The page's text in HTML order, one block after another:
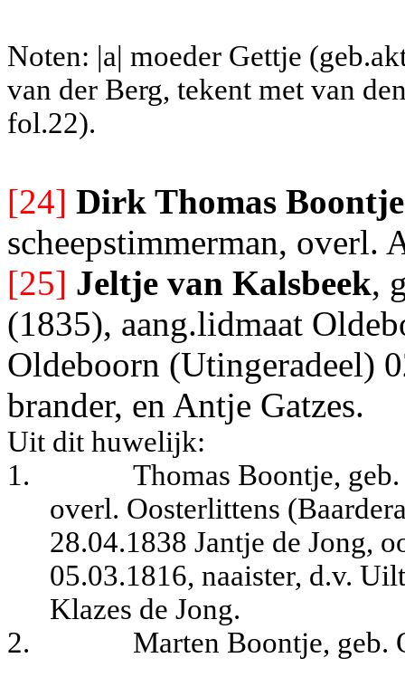
Noten: |a| moeder Gettje
van der Berg, tekent met van
fol.22).
[24] Dirk Thomas Boontje
scheepstimmerman, overl.
[25] Jeltje van Kalsbeek,
(1835), aang.lidmaat
Oldeboorn (Utingeradeel)
brander, en Antje Gatzes.
Uit dit huwelijk:
1.
Thomas Boontje,
overl. Oosterlittens
28.04.1838 Jantje de Jong,
05.03.1816, naaister, d.v.
Klazes de Jong.
2.
Marten Boontje, geb.